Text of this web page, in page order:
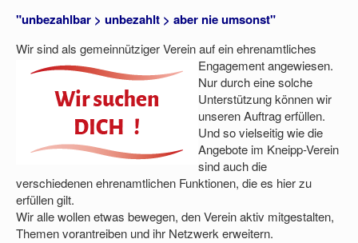
"unbezahlbar > unbezahlt > aber nie umsonst"
Wir sind als gemeinnütziger Verein auf ein ehrenamtliches
Engagement angewiesen.
Nur durch eine solche
Unterstützung können wir
unseren Auftrag erfüllen.
Und so vielseitig wie die
Angebote im Kneipp-Verein
sind auch die
verschiedenen ehrenamtlichen Funktionen, die es hier zu
erfüllen gilt.
Wir alle wollen etwas bewegen, den Verein aktiv mitgestalten,
Themen vorantreiben und ihr Netzwerk erweitern.